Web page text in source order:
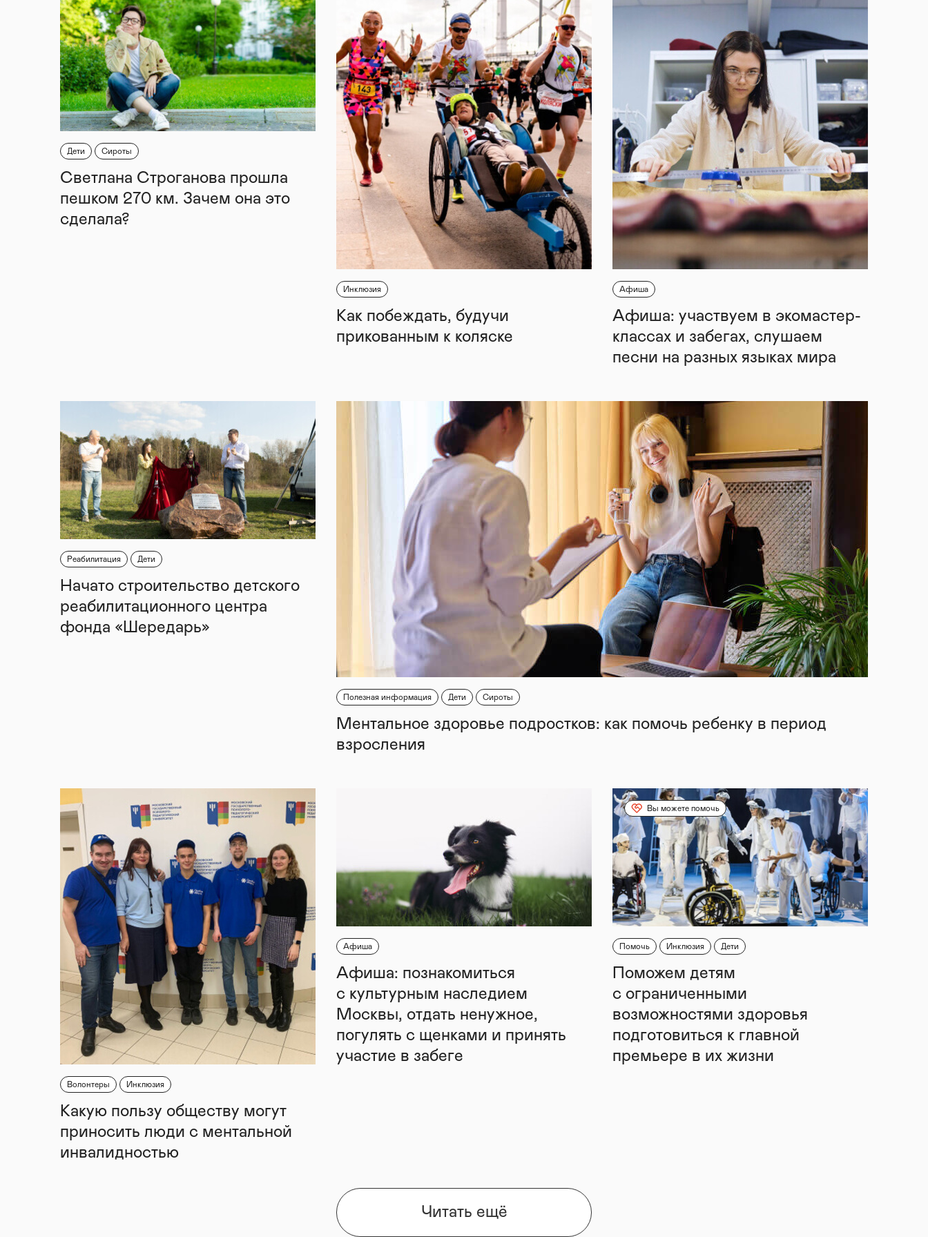
Дети Сироты
Светлана Строганова прошла
пешком 270 км. Зачем она это
сделала?
Инклюзия
Как побеждать, будучи
прикованным к коляске
Афиша
Афиша: участвуем в экомастер-
классах и забегах, слушаем
песни на разных языках мира
Реабилитация Дети
Начато строительство детского
реабилитационного центра
фонда «Шередарь»
Полезная информация Дети Сироты
Ментальное здоровье подростков: как помочь ребенку в период
взросления
Волонтеры Инклюзия
Какую пользу обществу могут
приносить люди с ментальной
инвалидностью
Афиша
Афиша: познакомиться
с культурным наследием
Москвы, отдать ненужное,
погулять с щенками и принять
участие в забеге
Вы можете помочь
Помочь Инклюзия Дети
Поможем детям
с ограниченными
возможностями здоровья
подготовиться к главной
премьере в их жизни
Читать ещё